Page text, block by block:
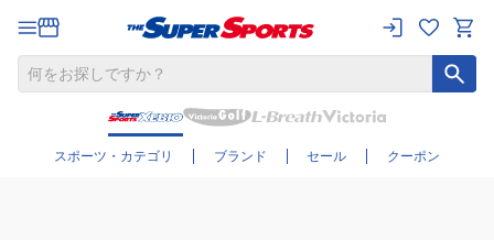
スポーツ・カテゴリ ブランド セール クーポン
さらに絞り込む